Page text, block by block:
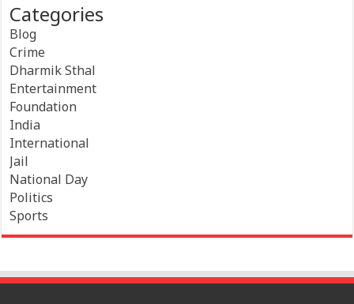
Categories
Blog
Crime
Dharmik Sthal
Entertainment
Foundation
India
International
Jail
National Day
Politics
Sports